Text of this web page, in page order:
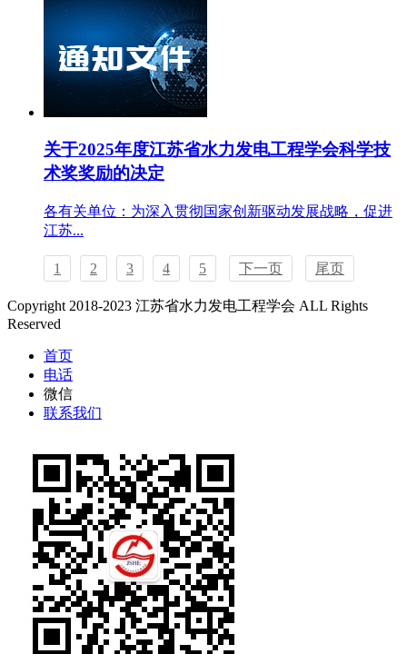
关于2025年度江苏省水力发电工程学会科学技
术奖奖励的决定
各有关单位：为深入贯彻国家创新驱动发展战略，促进
江苏...
1 2 3 4 5 下一页 尾页
Copyright 2018-2023 江苏省水力发电工程学会 ALL Rights
Reserved
首页
电话
微信
联系我们